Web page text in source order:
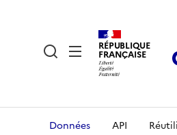
RÉPUBLIQUE
FRANÇAISE
Données API